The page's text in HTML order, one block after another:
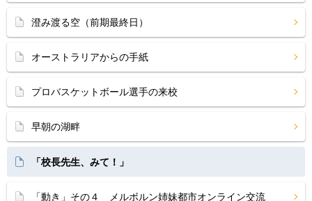
澄み渡る空（前期最終日）
オーストラリアからの手紙
プロバスケットボール選手の来校
早朝の湖畔
「校長先生、みて！」
「動き」その４ メルボルン姉妹都市オンライン交流